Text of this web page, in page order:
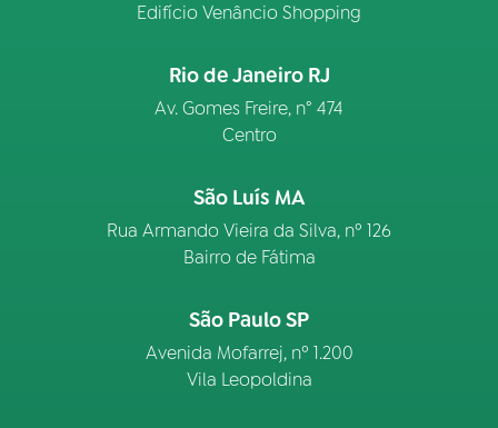
Edifício Venâncio Shopping
Rio de Janeiro RJ
Av. Gomes Freire, n° 474
Centro
São Luís MA
Rua Armando Vieira da Silva, nº 126
Bairro de Fátima
São Paulo SP
Avenida Mofarrej, nº 1.200
Vila Leopoldina